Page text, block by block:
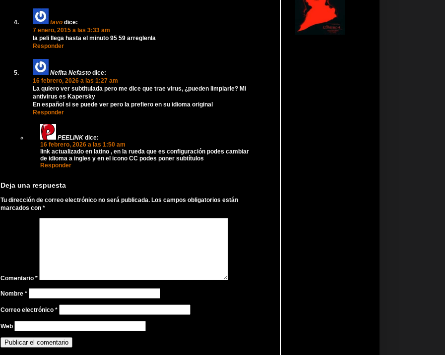
tavo dice:
7 enero, 2015 a las 3:33 am
la peli llega hasta el minuto 95 59 arreglenla
Responder
Nefita Nefasto dice:
16 febrero, 2026 a las 1:27 am
La quiero ver subtitulada pero me dice que trae virus, ¿pueden limpiarle? Mi
antivirus es Kapersky
En español si se puede ver pero la prefiero en su idioma original
Responder
PEELINK dice:
16 febrero, 2026 a las 1:50 am
link actualizado en latino , en la rueda que es configuración podes cambiar
de idioma a ingles y en el icono CC podes poner subtítulos
Responder
Deja una respuesta
Tu dirección de correo electrónico no será publicada. Los campos obligatorios están
marcados con *
Comentario *
Nombre *
Correo electrónico *
Web